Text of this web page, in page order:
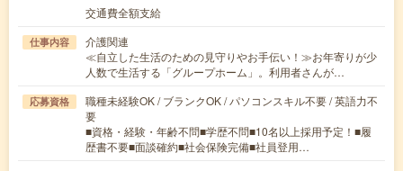
交通費全額支給
仕事内容
介護関連
≪自立した生活のための見守りやお手伝い！≫お年寄りが少
人数で生活する「グループホーム」。利用者さんが…
応募資格
職種未経験OK / ブランクOK / パソコンスキル不要 / 英語力不
要
■資格・経験・年齢不問■学歴不問■10名以上採用予定！■履
歴書不要■面談確約■社会保険完備■社員登用…